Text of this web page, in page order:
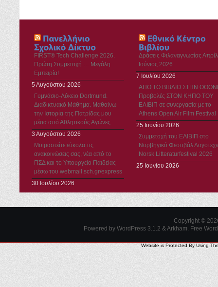
FIRST® Tech Challenge 2026.
Πρώτη Συμμετοχή … Μεγάλη
Εμπειρία!
5 Αυγούστου 2026
Γυμνάσιο-Λύκειο Dortmund.
Διαδικτυακό Μάθημα. Μαθαίνω
την Ιστορία της Πατρίδας μου
μέσα από Αθλητικούς Αγώνες
3 Αυγούστου 2026
Μοιραστείτε εύκολα τις
ανακοινώσεις σας, νέα από το
ΠΣΔ και το Υπουργείο Παιδείας
μέσω του webmail.sch.gr/express
30 Ιουλίου 2026
Δράσεις Φιλαναγνωσίας
Ιούνιος 2026
7 Ιουλίου 2026
ΑΠΟ ΤΟ ΒΙΒΛΙΟ ΣΤΗΝ
Προβολές ΣΤΟΝ ΚΗΠΟ ΤΟΥ
ΕΛΙΒΙΠ σε συνεργασία με το
Athens Open Air Film Festival
25 Ιουνίου 2026
Συμμετοχή του ΕΛΙΒΙΠ στο
Νορβηγικό Φεστιβάλ
Norsk Litteraturfestival 2026
25 Ιουνίου 2026
Copyright ©
Powered by WordPress 3.1.2 & Arkham. Free
Website is Protected By Using